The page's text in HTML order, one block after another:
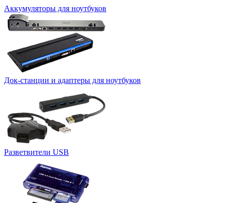
Аккумуляторы для ноутбуков
Док-станции и адаптеры для ноутбуков
Разветвители USB